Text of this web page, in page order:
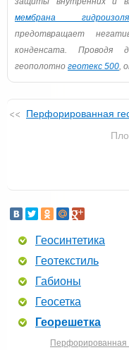
мембрана
предотвращает
конденсата. Проводя
геополотно геотекс 500,
Перфорированная
Геосинтетика
Геотекстиль
Габионы
Геосетка
Георешетка
Перфорированная